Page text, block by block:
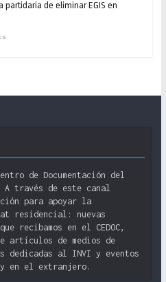
partidaria de eliminar EGIS en
de Documentación del
través de este canal
para apoyar la
residencial: nuevas
recibamos en el CEDOC,
artículos de medios de
dedicadas al INVI y eventos
en el extranjero.